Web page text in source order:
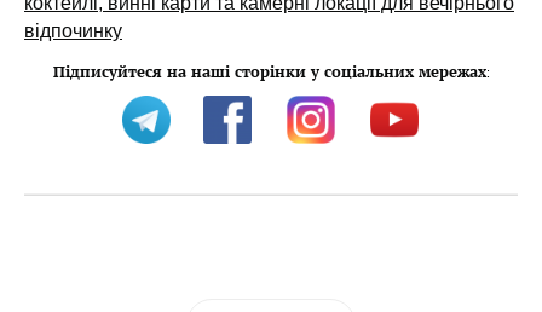
відпочинку
Підписуйтеся на наші сторінки у соціальних мережах: